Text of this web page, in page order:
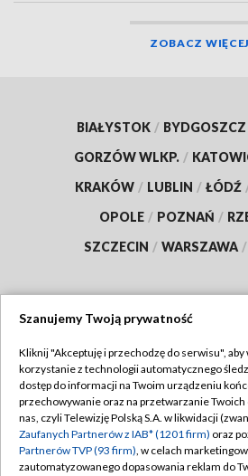
ZOBACZ WIĘCEJ
BIAŁYSTOK / BYDGOSZCZ
GORZÓW WLKP. /
KRAKÓW / LUBLIN / ŁÓDŹ
OPOLE / POZNAŃ /
SZCZECIN / WARSZAWA /
TVP
Abonament TVP
Emisja w TVP
Centrum informacji TVP
Regulamin
Polityka
Moje zgody
Szanujemy Twoją prywatność
Kliknij "Akceptuję i przechodzę do serwisu", aby
korzystanie z technologii automatycznego
dostęp do informacji na Twoim urządzeniu
przechowywanie oraz na przetwarzanie
nas, czyli Telewizję Polską S.A. w likwidacji
Zaufanych Partnerów z IAB* (1201 firm) oraz
Partnerów TVP (93 firm), w celach
zautomatyzowanego dopasowania reklam do